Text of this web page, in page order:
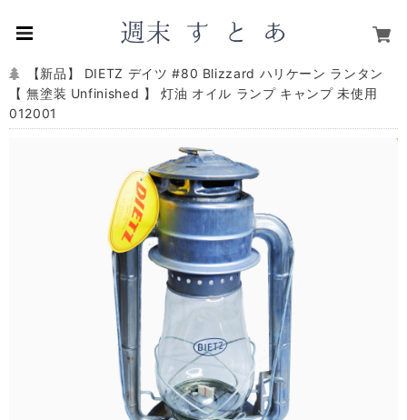
【新品】 DIETZ デイツ #80 Blizzard ハリケーン ランタン
【 無塗装 Unfinished 】 灯油 オイル ランプ キャンプ 未使用
012001